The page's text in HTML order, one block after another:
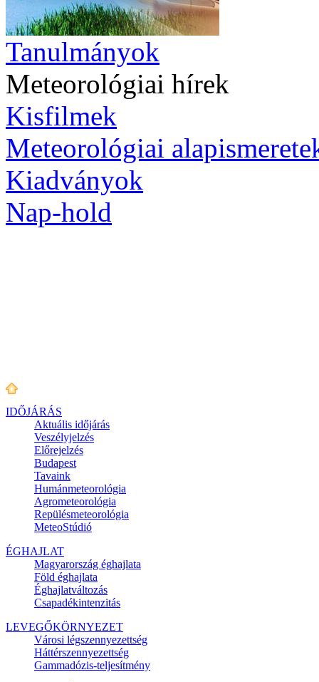
Tanulmányok
Meteorológiai hírek
Kisfilmek
Meteorológiai
Kiadványok
Nap-hold
IDŐJÁRÁS
Aktuális időjárás
Veszélyjelzés
Előrejelzés
Budapest
Tavaink
Humánmeteorológia
Agrometeorológia
Repülésmeteorológia
MeteoStúdió
ÉGHAJLAT
Magyarország éghajlata
Föld éghajlata
Éghajlatváltozás
Csapadékintenzitás
LEVEGŐKÖRNYEZET
Városi légszennyezettség
Háttérszennyezettség
Gammadózis-teljesítmény